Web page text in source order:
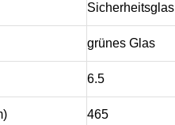
Sicherheitsglas
grünes Glas
6.5
465